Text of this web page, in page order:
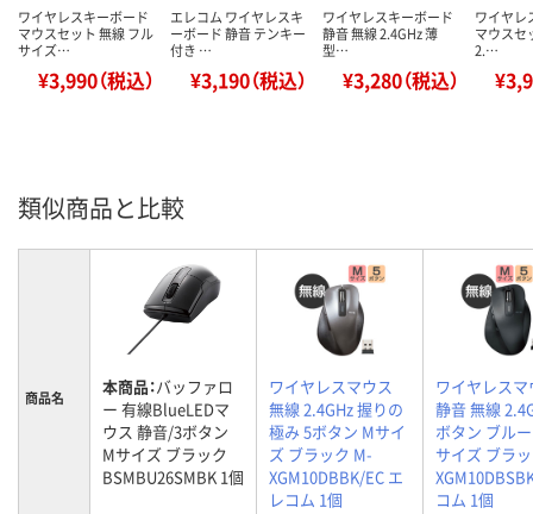
ワイヤレスキーボード
マウスセット 無線 フル
サイズ…
¥3,990（税込）
エレコム ワイヤレスキ
ーボード 静音 テンキー
付き …
¥3,190（税込）
ワイヤレスキーボード
静音 無線 2.4GHz 薄
型…
¥3,280（税込）
ワイヤレ
マウスセ
2.…
類似商品と比較
商品名 本商品：バッファロ
ー 有線BlueLEDマ
ウス 静音/3ボタン
Mサイズ ブラック
BSMBU26SMBK 1個
ワイヤレスマウス
無線 2.4GHz 握りの
極み 5ボタン Mサイ
ズ ブラック M-
XGM10DBBK/EC エ
レコム 1個
ワイヤレスマ
静音 無線
ボタン ブル
サイズ ブラ
コム 1個